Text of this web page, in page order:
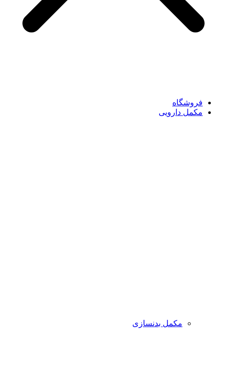
فروشگاه
مکمل دارویی
مکمل بدنسازی